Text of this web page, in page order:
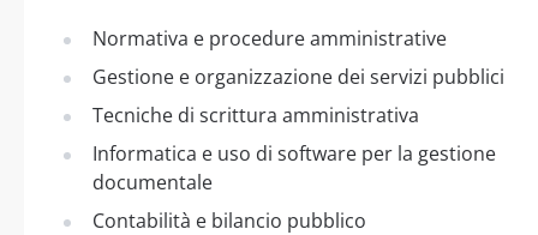
Normativa e procedure amministrative
Gestione e organizzazione dei servizi pubblici
Tecniche di scrittura amministrativa
Informatica e uso di software per la gestione
documentale
Contabilità e bilancio pubblico